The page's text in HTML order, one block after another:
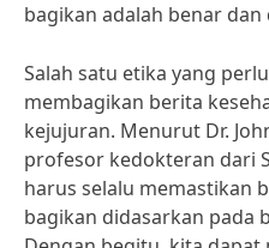
bagikan adalah benar dan
Salah satu etika yang
membagikan berita
kejujuran. Menurut Dr.
profesor kedokteran dari
harus selalu memastikan
bagikan didasarkan pada